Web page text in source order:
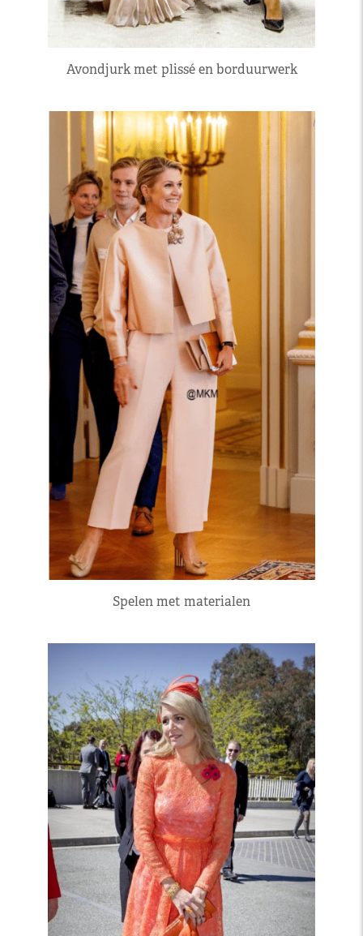
Avondjurk met plissé en borduurwerk
Spelen met materialen